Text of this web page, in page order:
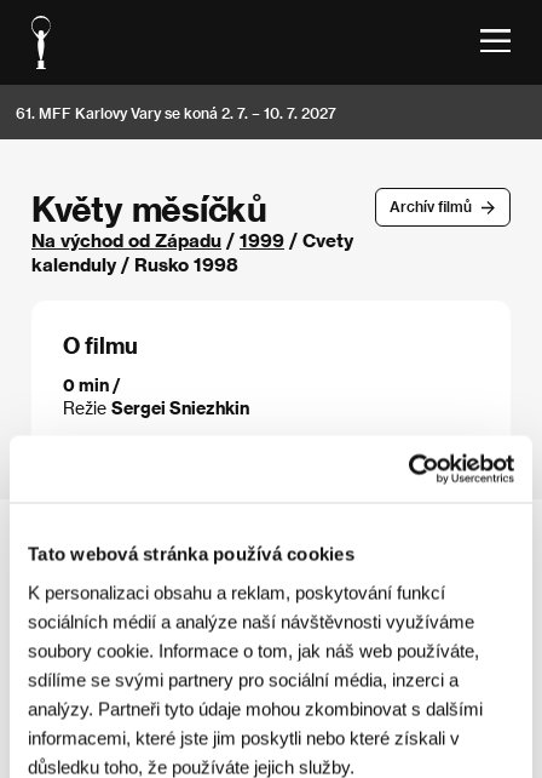
Tato webová stránka používá cookies
K personalizaci obsahu a reklam, poskytování funkcí
sociálních médií a analýze naší návštěvnosti využíváme
soubory cookie. Informace o tom, jak náš web používáte,
sdílíme se svými partnery pro sociální média, inzerci a
analýzy. Partneři tyto údaje mohou zkombinovat s dalšími
informacemi, které jste jim poskytli nebo které získali v
důsledku toho, že používáte jejich služby.
61. MFF Karlovy Vary se koná 2. 7. – 10. 7. 2027
Archív filmů
Květy měsíčků
Na východ od Západu / 1999 / Cvety
kalenduly / Rusko 1998
O filmu
0 min /
Režie Sergei Sniezhkin